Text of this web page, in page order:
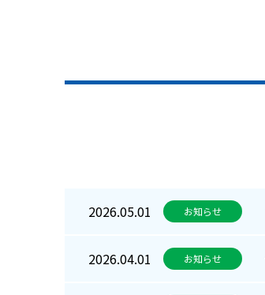
2026.05.01 お知らせ
2026.04.01 お知らせ